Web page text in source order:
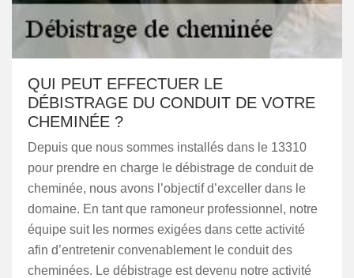
QUI PEUT EFFECTUER LE
DÉBISTRAGE DU CONDUIT DE VOTRE
CHEMINÉE ?
Depuis que nous sommes installés dans le 13310
pour prendre en charge le débistrage de conduit de
cheminée, nous avons l’objectif d’exceller dans le
domaine. En tant que ramoneur professionnel, notre
équipe suit les normes exigées dans cette activité
afin d’entretenir convenablement le conduit des
cheminées. Le débistrage est devenu notre activité